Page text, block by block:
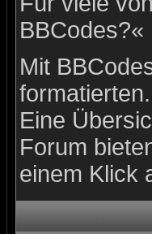
BBCodes?«
Mit
Eine
Forum
einem Klick